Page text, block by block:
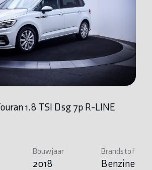
1.8 TSI Dsg 7p R-LINE
Bouwjaar
2018
Brandstof
Benzine